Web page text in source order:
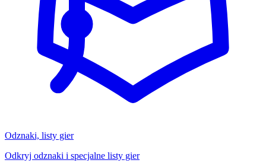
Odznaki, listy gier
Odkryj odznaki i specjalne listy gier